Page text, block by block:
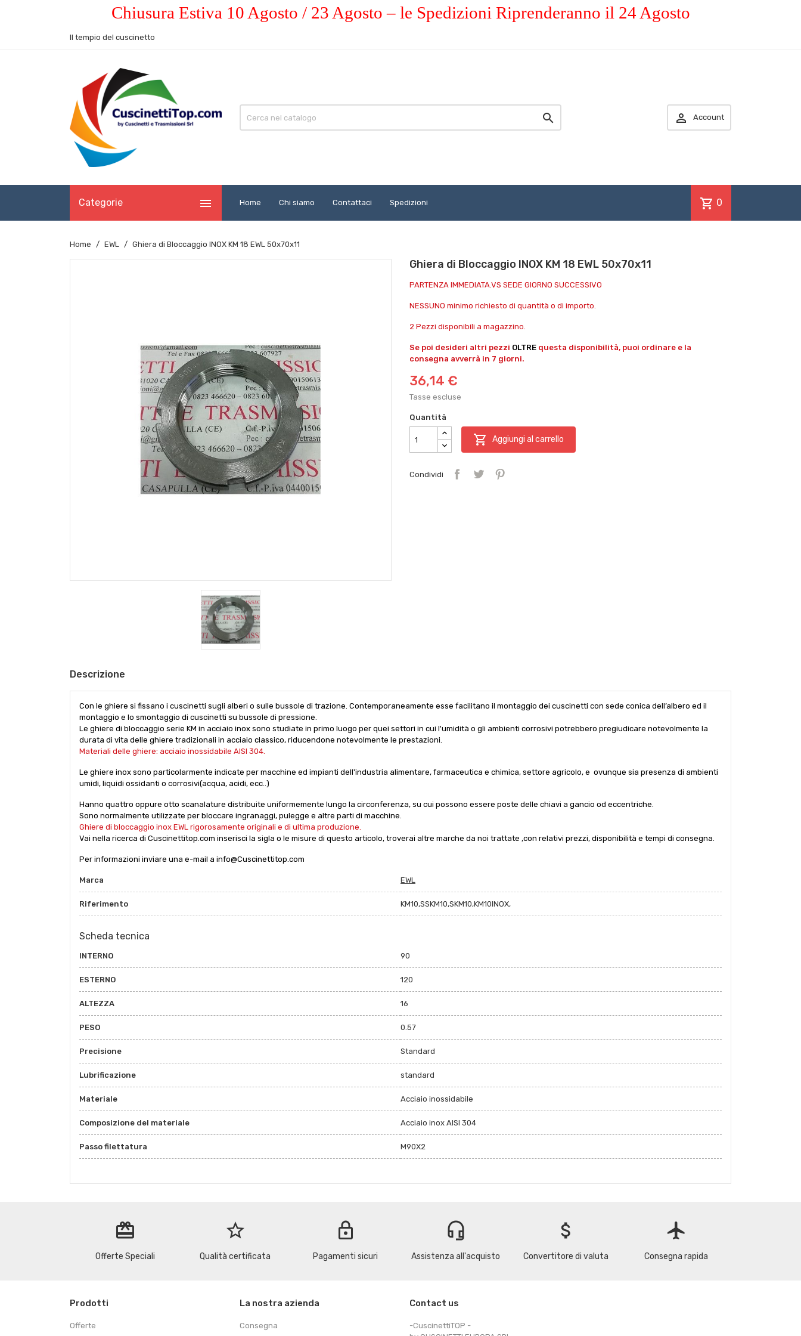
Chiusura Estiva 10 Agosto / 23 Agosto – le Spedizioni Riprenderanno il 24 Agosto
Il tempio del cuscinetto
  Account
Categorie  Home Chi siamo Contattaci Spedizioni shopping_cart 0
Home EWL Ghiera di Bloccaggio INOX KM 18 EWL 50x70x11
Ghiera di Bloccaggio INOX KM 18 EWL 50x70x11
PARTENZA IMMEDIATA.VS SEDE GIORNO SUCCESSIVO
NESSUNO minimo richiesto di quantità o di importo.
2 Pezzi disponibili a magazzino.
Se poi desideri altri pezzi OLTRE questa disponibilità, puoi ordinare e la
consegna avverrà in 7 giorni.
36,14 €
Tasse escluse
Quantità
 Aggiungi al carrello
Condividi
Descrizione
Con le ghiere si fissano i cuscinetti sugli alberi o sulle bussole di trazione. Contemporaneamente esse facilitano il montaggio dei cuscinetti con sede conica dell’albero ed il
montaggio e lo smontaggio di cuscinetti su bussole di pressione.
Le ghiere di bloccaggio serie KM in acciaio inox sono studiate in primo luogo per quei settori in cui l'umidità o gli ambienti corrosivi potrebbero pregiudicare notevolmente la
durata di vita delle ghiere tradizionali in acciaio classico, riducendone notevolmente le prestazioni.
Materiali delle ghiere: acciaio inossidabile AISI 304.
Le ghiere inox sono particolarmente indicate per macchine ed impianti dell'industria alimentare, farmaceutica e chimica, settore agricolo, e ovunque sia presenza di ambienti
umidi, liquidi ossidanti o corrosivi(acqua, acidi, ecc..)
Hanno quattro oppure otto scanalature distribuite uniformemente lungo la circonferenza, su cui possono essere poste delle chiavi a gancio od eccentriche.
Sono normalmente utilizzate per bloccare ingranaggi, pulegge e altre parti di macchine.
Ghiere di bloccaggio inox EWL rigorosamente originali e di ultima produzione.
Vai nella ricerca di Cuscinettitop.com inserisci la sigla o le misure di questo articolo, troverai altre marche da noi trattate ,con relativi prezzi, disponibilità e tempi di consegna.
Per informazioni inviare una e-mail a info@Cuscinettitop.com
Marca EWL
Riferimento KM10,SSKM10,SKM10,KM10INOX,
Scheda tecnica
INTERNO 90
ESTERNO 120
ALTEZZA 16
PESO 0.57
Precisione Standard
Lubrificazione standard
Materiale Acciaio inossidabile
Composizione del materiale Acciaio inox AISI 304
Passo filettatura M90X2
redeem
Offerte Speciali
star_border
Qualità certificata
lock
Pagamenti sicuri
headset_mic
Assistenza all'acquisto
attach_money
Convertitore di valuta
flight
Consegna rapida
Prodotti
Offerte
La nostra azienda
Consegna
Contact us
-CuscinettiTOP -